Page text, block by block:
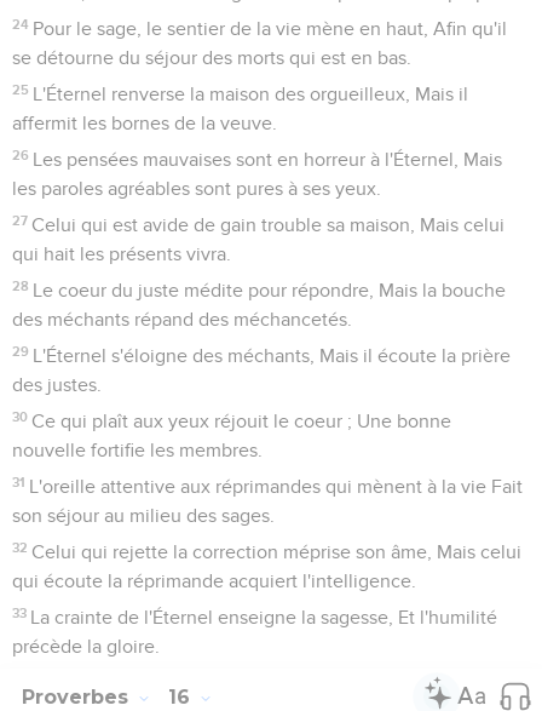
24 Pour le sage, le sentier de la vie mène en haut, Afin qu'il
se détourne du séjour des morts qui est en bas.
25 L'Éternel renverse la maison des orgueilleux, Mais il
affermit les bornes de la veuve.
26 Les pensées mauvaises sont en horreur à l'Éternel, Mais
les paroles agréables sont pures à ses yeux.
27 Celui qui est avide de gain trouble sa maison, Mais celui
qui hait les présents vivra.
28 Le coeur du juste médite pour répondre, Mais la bouche
des méchants répand des méchancetés.
29 L'Éternel s'éloigne des méchants, Mais il écoute la prière
des justes.
30 Ce qui plaît aux yeux réjouit le coeur ; Une bonne
nouvelle fortifie les membres.
31 L'oreille attentive aux réprimandes qui mènent à la vie Fait
son séjour au milieu des sages.
32 Celui qui rejette la correction méprise son âme, Mais celui
qui écoute la réprimande acquiert l'intelligence.
33 La crainte de l'Éternel enseigne la sagesse, Et l'humilité
précède la gloire.
Proverbes 16